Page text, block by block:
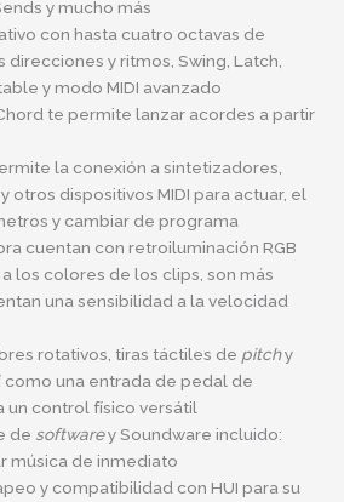
y mucho más
con hasta cuatro octavas de
direcciones y ritmos, Swing, Latch,
y modo MIDI avanzado
te permite lanzar acordes a partir
la conexión a sintetizadores,
otros dispositivos MIDI para actuar, el
y cambiar de programa
cuentan con retroiluminación RGB
los colores de los clips, son más
una sensibilidad a la velocidad
rotativos, tiras táctiles de pitchy
como una entrada de pedal de
un control físico versátil
de softwarey Soundware incluido:
música de inmediato
y compatibilidad con HUI para su